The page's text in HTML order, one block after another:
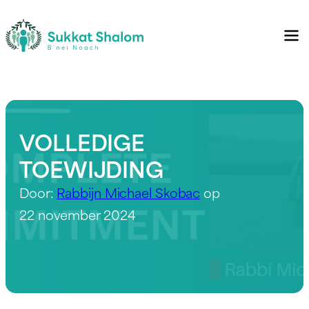
VOLLEDIGE
TOEWIJDING
Door: Rabbijn Michael Skobac op
22 november 2024